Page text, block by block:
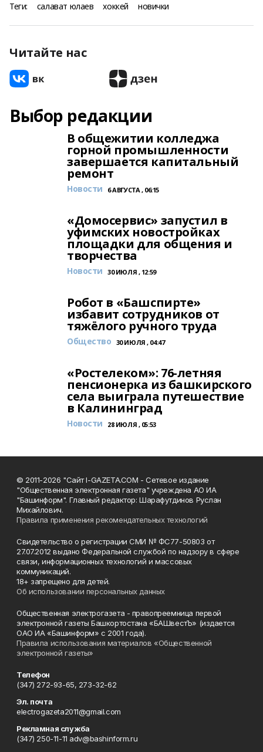
Теги: салават юлаев хоккей новички
Читайте нас
Выбор редакции
В общежитии колледжа
горной промышленности
завершается капитальный
ремонт
Новости 6 АВГУСТА , 06:15
«Домосервис» запустил в
уфимских новостройках
площадки для общения и
творчества
Новости 30 ИЮЛЯ , 12:59
Робот в «Башспирте»
избавит сотрудников от
тяжёлого ручного труда
Общество 30 ИЮЛЯ , 04:47
«Ростелеком»: 76-летняя
пенсионерка из башкирского
села выиграла путешествие
в Калининград
Новости 28 ИЮЛЯ , 05:53
© 2011-2026 "Сайт I-GAZETA.COM - Сетевое издание
"Общественная электронная газета" учреждена АО ИА
"Башинформ". Главный редактор: Шарафутдинов Руслан
Михайлович.
Правила применения рекомендательных технологий
Свидетельство о регистрации СМИ № ФС77-50803 от
27.07.2012 выдано Федеральной службой по надзору в сфере
связи, информационных технологий и массовых
коммуникаций.
18+ запрещено для детей.
Об использовании персональных данных
Общественная электрогазета - правопреемница первой
электронной газеты Башкортостана «БАШвестЪ» (издается
ОАО ИА «Башинформ» с 2001 года).
Правила использования материалов «Общественной
электронной газеты»
Телефон
(347) 272-93-65, 273-32-62
Эл. почта
electrogazeta2011@gmail.com
Рекламная служба
(347) 250-11-11 adv@bashinform.ru